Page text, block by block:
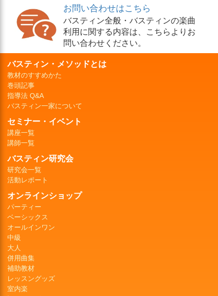
お問い合わせはこちら
バスティン全般・バスティンの楽曲
利用に関する内容は、こちらよりお
問い合わせください。
バスティン・メソッドとは
教材のすすめかた
巻頭記事
指導法 Q&A
バスティン一家について
セミナー・イベント
講座一覧
講師一覧
バスティン研究会
研究会一覧
活動レポート
オンラインショップ
パーティー
ベーシックス
オールインワン
中級
大人
併用曲集
補助教材
レッスングッズ
室内楽